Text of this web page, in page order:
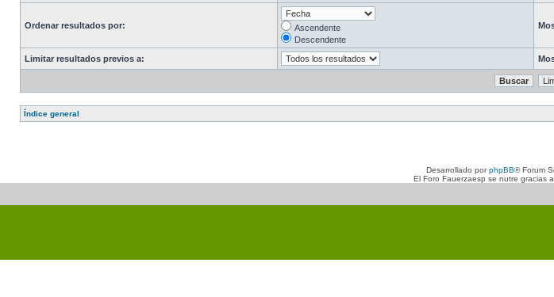
Ordenar resultados por:
Ascendente
Descendente
Limitar resultados previos a:
Índice general
Desarrollado porphpBB® Forum
El Foro Fauerzaesp se nutre gracias